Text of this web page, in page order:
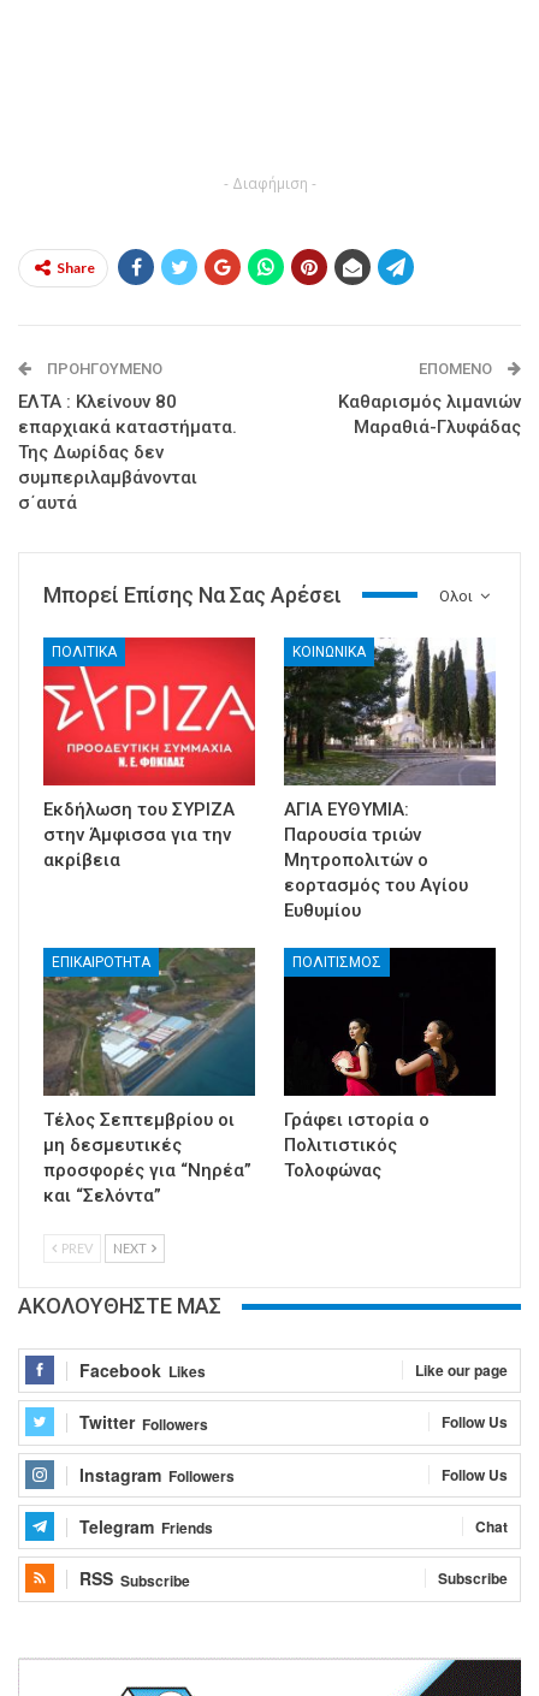
- Διαφήμιση -
Share
ΠΡΟΗΓΟΎΜΕΝΟ
ΕΛΤΑ : Κλείνουν 80
επαρχιακά καταστήματα.
Της Δωρίδας δεν
συμπεριλαμβάνονται
σ΄αυτά
ΕΠΌΜΕΝΟ
Καθαρισμός λιμανιών
Μαραθιά-Γλυφάδας
Ολοι
Μπορεί Επίσης Να Σας Αρέσει
ΠΟΛΙΤΙΚΑ
Εκδήλωση του ΣΥΡΙΖΑ
στην Άμφισσα για την
ακρίβεια
ΚΟΙΝΩΝΙΚΑ
ΑΓΙΑ ΕΥΘΥΜΙΑ:
Παρουσία τριών
Μητροπολιτών ο
εορτασμός του Αγίου
Ευθυμίου
ΕΠΙΚΑΙΡΟΤΗΤΑ
Τέλος Σεπτεμβρίου οι
μη δεσμευτικές
προσφορές για “Νηρέα”
και “Σελόντα”
ΠΟΛΙΤΙΣΜΟΣ
Γράφει ιστορία ο
Πολιτιστικός
Τολοφώνας
PREV NEXT
ΑΚΟΛΟΥΘΗΣΤΕ ΜΑΣ
Facebook Likes Like our page
Twitter Followers Follow Us
Instagram Followers Follow Us
Telegram Friends Chat
RSS Subscribe Subscribe